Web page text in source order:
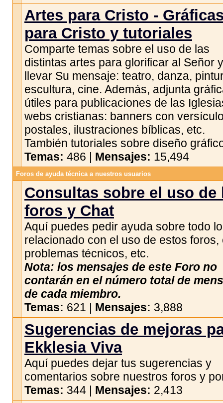
Artes para Cristo -
para Cristo y tutoriales
Comparte temas sobre el uso de las
distintas artes para glorificar al Señor y
llevar Su mensaje: teatro, danza,
escultura, cine. Además, adjunta
útiles para publicaciones de las
webs cristianas: banners con
postales, ilustraciones bíblicas, etc.
También tutoriales sobre diseño
Temas: 486 | Mensajes: 15,494
Foros de ayuda técnica a nuestros usuarios
Consultas sobre el uso de
foros y Chat
Aquí puedes pedir ayuda sobre todo lo
relacionado con el uso de estos foros,
problemas técnicos, etc.
Nota: los mensajes de este Foro no
contarán en el número total de
de cada miembro.
Temas: 621 | Mensajes: 3,888
Sugerencias de mejoras
Ekklesia Viva
Aquí puedes dejar tus sugerencias y
comentarios sobre nuestros foros y
Temas: 344 | Mensajes: 2,413